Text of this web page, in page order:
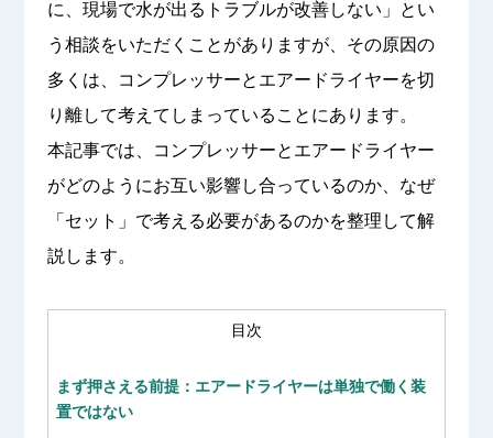
に、現場で水が出るトラブルが改善しない」とい
う相談をいただくことがありますが、その原因の
多くは、コンプレッサーとエアードライヤーを切
り離して考えてしまっていることにあります。
本記事では、コンプレッサーとエアードライヤー
がどのようにお互い影響し合っているのか、なぜ
「セット」で考える必要があるのかを整理して解
説します。
目次
まず押さえる前提：エアードライヤーは単独で働く装
置ではない